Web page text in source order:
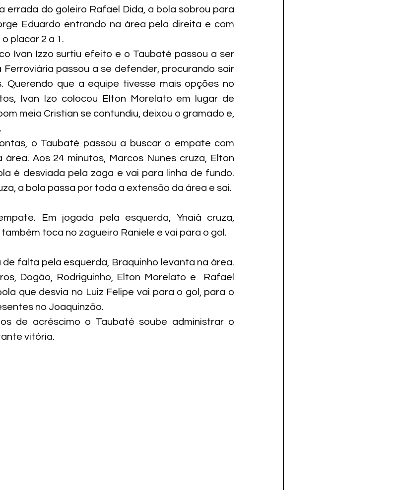
errada do goleiro Rafael Dida, a bola sobrou para
Eduardo entrando na área pela direita e com
placar 2 a 1.
Ivan Izzo surtiu efeito e o Taubaté passou a ser
passou a se defender, procurando sair
Querendo que a equipe tivesse mais opções no
Ivan Izo colocou Elton Morelato em lugar de
meia Cristian se contundiu, deixou o gramado e,
o Taubaté passou a buscar o empate com
Aos 24 minutos, Marcos Nunes cruza, Elton
é desviada pela zaga e vai para linha de fundo.
a bola passa por toda a extensão da área e sai.
Em jogada pela esquerda, Ynaiâ cruza,
toca no zagueiro Raniele e vai para o gol.
falta pela esquerda, Braquinho levanta na área.
Dogão, Rodriguinho, Elton Morelato e  Rafael
que desvia no Luiz Felipe vai para o gol, para o
no Joaquinzão.
de acréscimo o Taubaté soube administrar o
vitória.